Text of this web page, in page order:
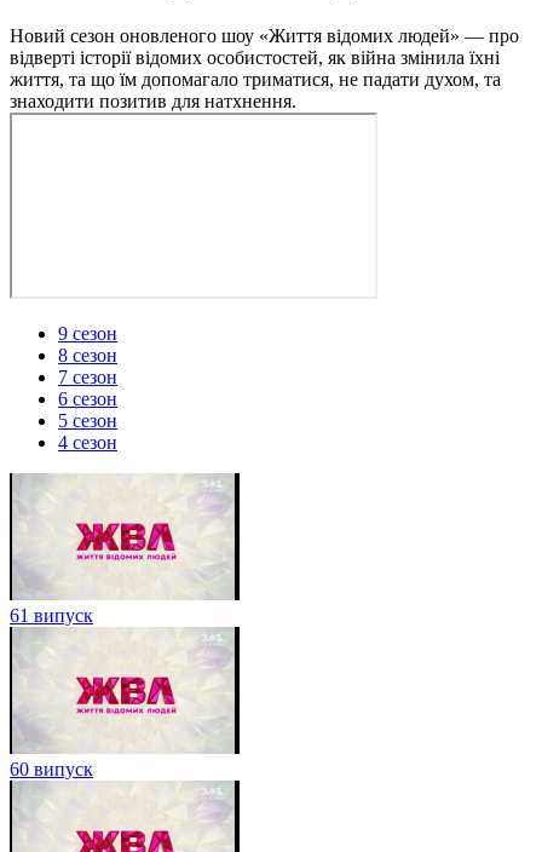
Новий сезон оновленого шоу «Життя відомих людей» — про
відверті історії відомих особистостей, як війна змінила їхні
життя, та що їм допомагало триматися, не падати духом, та
знаходити позитив для натхнення.
9 сезон
8 сезон
7 сезон
6 сезон
5 сезон
4 сезон
61 випуск
60 випуск